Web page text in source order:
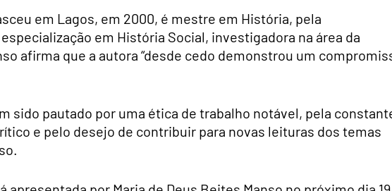
em Lagos, em 2000, é mestre em História, pela
em História Social, investigadora na área da
afirma que a autora “desde cedo demonstrou um
sido pautado por uma ética de trabalho notável, pela
e pelo desejo de contribuir para novas leituras dos temas